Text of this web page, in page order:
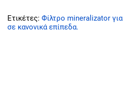
Ετικέτες: Φίλτρο mineralizator
σε κανονικά επίπεδα.